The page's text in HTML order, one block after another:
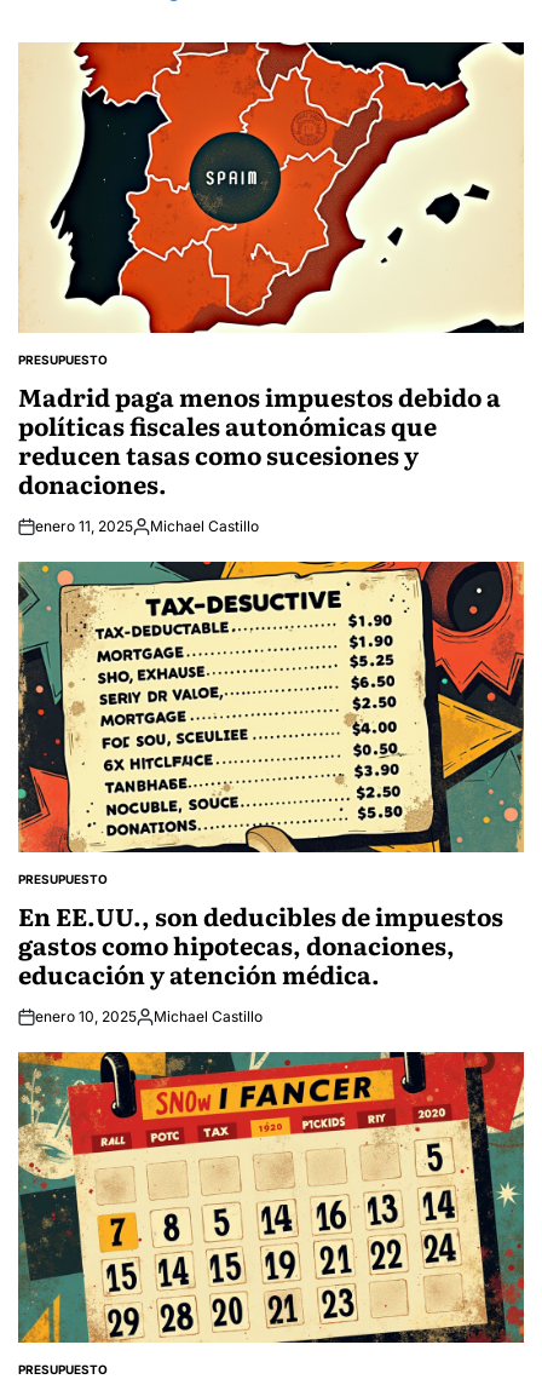
POSTED
PRESUPUESTO
Madrid paga menos impuestos debido a
políticas fiscales autonómicas que
reducen tasas como sucesiones y
donaciones.
enero 11, 2025Posted
Michael Castillo
POSTED
PRESUPUESTO
En EE.UU., son deducibles de impuestos
gastos como hipotecas, donaciones,
educación y atención médica.
enero 10, 2025Posted
Michael Castillo
POSTED
PRESUPUESTO